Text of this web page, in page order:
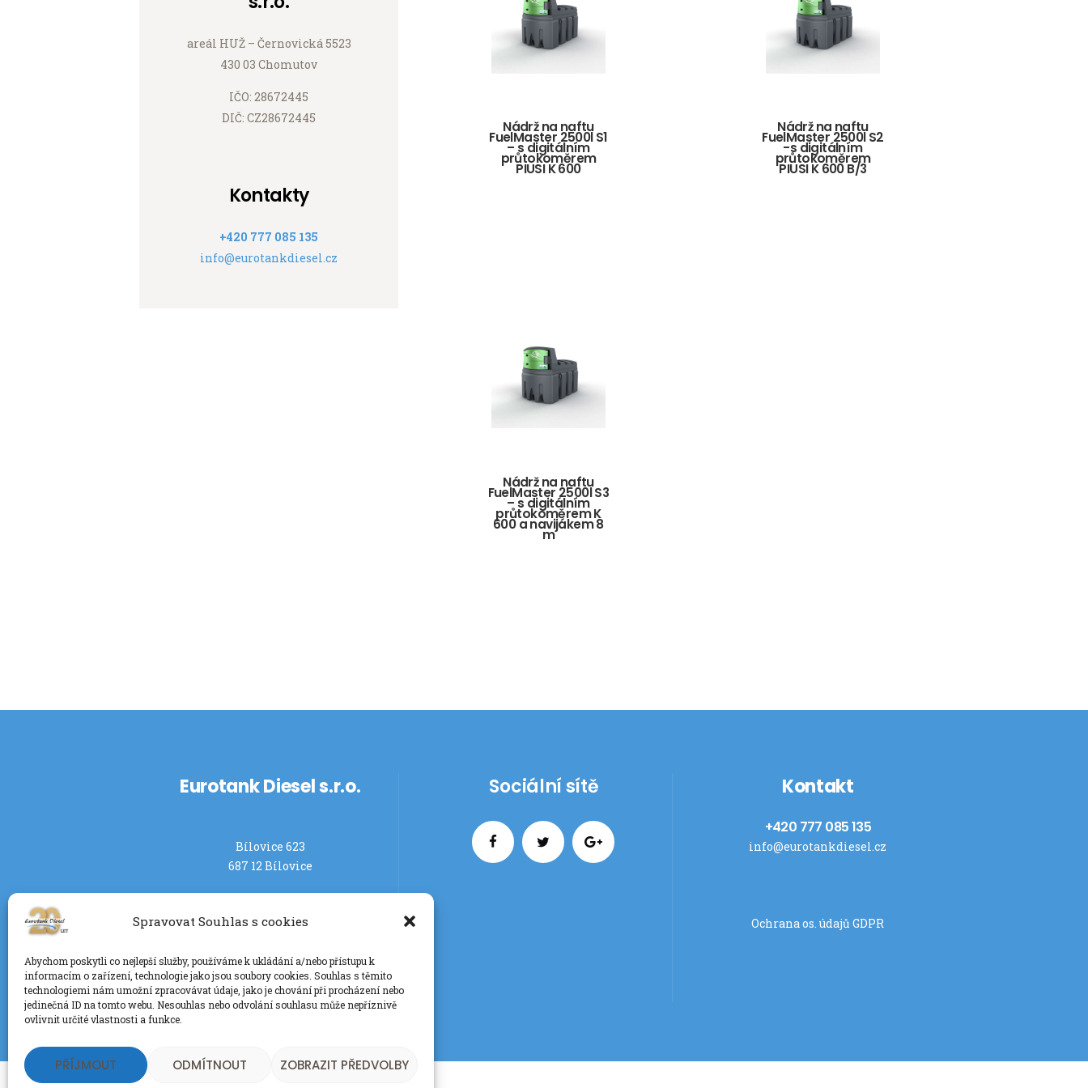
Spravovat Souhlas s cookies
Abychom poskytli co nejlepší služby, používáme k ukládání a/nebo přístupu k
informacím o zařízení, technologie jako jsou soubory cookies. Souhlas s těmito
technologiemi nám umožní zpracovávat údaje, jako je chování při procházení nebo
jedinečná ID na tomto webu. Nesouhlas nebo odvolání souhlasu může nepříznivě
ovlivnit určité vlastnosti a funkce.
PŘÍJMOUT ODMÍTNOUT ZOBRAZIT PŘEDVOLBY
Nádrž na naftu
FuelMaster 2500l S1
– s digitálním
průtokoměrem
PIUSI K 600
Nádrž na naftu
FuelMaster 2500l S2
-s digitálním
průtokoměrem
PIUSI K 600 B/3
Nádrž na naftu
FuelMaster 2500l S3
– s digitálním
průtokoměrem K
600 a navijákem 8
m
areál HUŽ – Černovická 5523
430 03 Chomutov
IČO: 28672445
DIČ: CZ28672445
Kontakty
+420 777 085 135
info@eurotankdiesel.cz
Eurotank Diesel s.r.o.
Bílovice 623
687 12 Bílovice
Sociální sítě Kontakt
+420 777 085 135
info@eurotankdiesel.cz
Ochrana os. údajů GDPR